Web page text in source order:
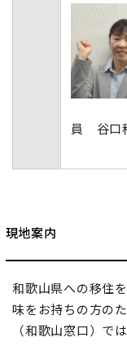
員 谷口
現地案内
和歌山県への移住
味をお持ちの方の
（和歌山窓口）で